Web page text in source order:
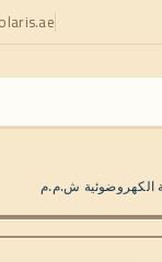
الكهروضوئية ش.م.م